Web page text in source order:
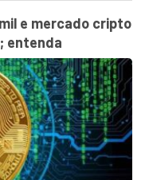
e mercado cripto
entenda